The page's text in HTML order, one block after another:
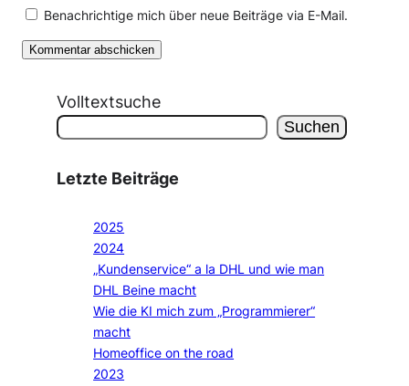
Benachrichtige mich über neue Beiträge via E-Mail.
Volltextsuche
Suchen
Letzte Beiträge
2025
2024
„Kundenservice“ a la DHL und wie man
DHL Beine macht
Wie die KI mich zum „Programmierer“
macht
Homeoffice on the road
2023